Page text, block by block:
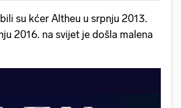
su kćer Altheu u srpnju 2013.
2016. na svijet je došla malena